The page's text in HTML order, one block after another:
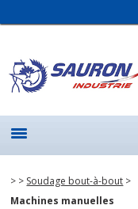
> > Soudage bout-à-bout >
Machines manuelles